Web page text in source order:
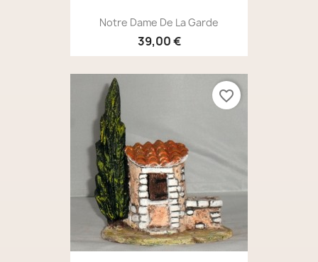
Notre Dame De La Garde
39,00 €
favorite_border